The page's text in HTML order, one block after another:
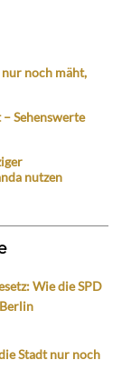
noch mäht,
Sehenswerte
nutzen
Wie die SPD
Stadt nur noch